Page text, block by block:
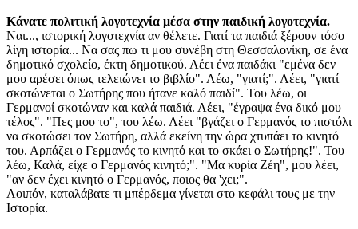
Κάνατε πολιτική λογοτεχνία μέσα στην παιδική λογοτεχνία.
Ναι..., ιστορική λογοτεχνία αν θέλετε. Γιατί τα παιδιά ξέρουν τόσο
λίγη ιστορία... Να σας πω τι μου συνέβη στη Θεσσαλονίκη, σε ένα
δημοτικό σχολείο, έκτη δημοτικού. Λέει ένα παιδάκι "εμένα δεν
μου αρέσει όπως τελειώνει το βιβλίο". Λέω, "γιατί;". Λέει, "γιατί
σκοτώνεται ο Σωτήρης που ήτανε καλό παιδί". Του λέω, οι
Γερμανοί σκοτώναν και καλά παιδιά. Λέει, "έγραψα ένα δικό μου
τέλος". "Πες μου το", του λέω. Λέει "βγάζει ο Γερμανός το πιστόλι
να σκοτώσει τον Σωτήρη, αλλά εκείνη την ώρα χτυπάει το κινητό
του. Αρπάζει ο Γερμανός το κινητό και το σκάει ο Σωτήρης!". Του
λέω, Καλά, είχε ο Γερμανός κινητό;". "Μα κυρία Ζέη", μου λέει,
"αν δεν έχει κινητό ο Γερμανός, ποιος θα 'χει;".
Λοιπόν, καταλάβατε τι μπέρδεμα γίνεται στο κεφάλι τους με την
Ιστορία.